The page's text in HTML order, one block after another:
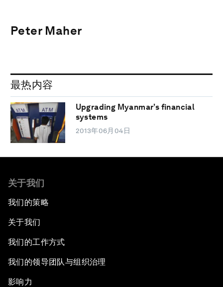
Peter Maher
最热内容
Upgrading Myanmar’s financial
systems
2013年06月04日
关于我们
我们的策略
关于我们
我们的工作方式
我们的领导团队与组织治理
影响力